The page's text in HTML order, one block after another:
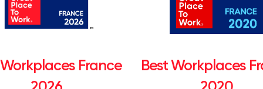
France
Best Workplaces